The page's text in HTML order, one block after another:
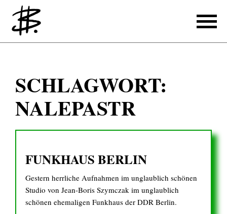
Schreiben
Referenzen
Produzieren
Übersetzen
Referenzen
Über mich
SCHLAGWORT:
NALEPASTR
FUNKHAUS BERLIN
Gestern herrliche Aufnahmen im unglaublich schönen
Studio von Jean-Boris Szymczak im unglaublich
schönen ehemaligen Funkhaus der DDR Berlin.